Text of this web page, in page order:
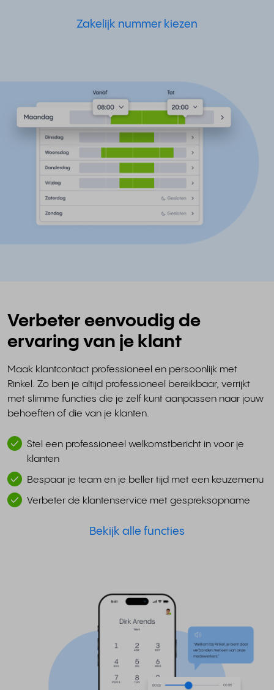
Zakelijk nummer kiezen
Verbeter eenvoudig de
ervaring van je klant
Maak klantcontact professioneel en persoonlijk met
Rinkel. Zo ben je altijd professioneel bereikbaar, verrijkt
met slimme functies die je zelf kunt aanpassen naar jouw
behoeften of die van je klanten.
Stel een professioneel welkomstbericht in voor je
klanten
Bespaar je team en je beller tijd met een keuzemenu
Verbeter de klantenservice met gespreksopname
Bekijk alle functies